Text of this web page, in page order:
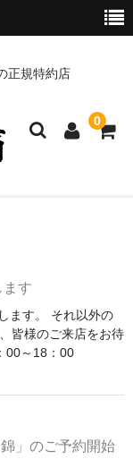
正規特約店
0
ます
ます。 それ以外の
皆様のご来店をお待
～18：00
」のご予約開始